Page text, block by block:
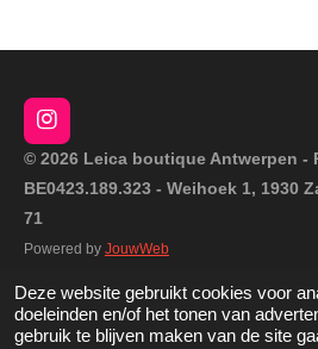
Deze website gebruikt cookies voor
doeleinden en/of het tonen van
gebruik te blijven maken van de site
I
n
t
r
m
© 2026 Leica boutique Antwerpen -
BE0423.189.323 - Weihoek 1, 1930
71
Powered by JouwWeb